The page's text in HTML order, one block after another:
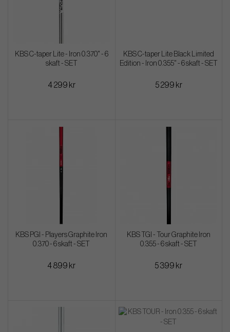
KBS C-taper Lite - Iron 0.370" - 6
skaft - SET
4 299 kr
KBS C-taper Lite Black Limited
Edition - Iron 0.355" - 6 skaft - SET
5 299 kr
KBS PGI - Players Graphite Iron
0.370 - 6 skaft - SET
4 899 kr
KBS TGI - Tour Graphite Iron
0.355 - 6 skaft - SET
5 399 kr